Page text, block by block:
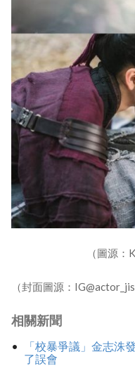
（圖源：
（封面圖源：
相關新聞
「校暴爭議」金志洙
了誤會